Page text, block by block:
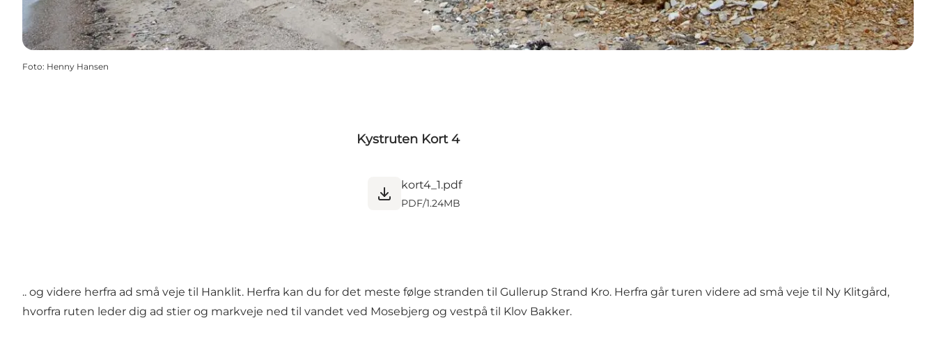
Foto: Henny Hansen
Kystruten Kort 4
kort4_1.pdf
PDF/1.24MB
.. og videre herfra ad små veje til Hanklit. Herfra kan du for det meste følge stranden til Gullerup Strand Kro. Herfra går turen videre ad små veje til Ny Klitgård,
hvorfra ruten leder dig ad stier og markveje ned til vandet ved Mosebjerg og vestpå til Klov Bakker.